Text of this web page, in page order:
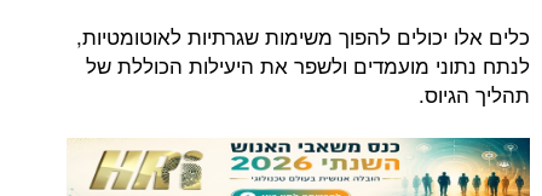
כלים אלו יכולים להפוך משימות שגרתיות לאוטומטיות,
לנתח נתוני מועמדים ולשפר את היעילות הכוללת של
תהליך הגיוס.